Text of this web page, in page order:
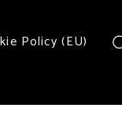
Policy (EU)